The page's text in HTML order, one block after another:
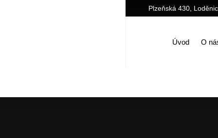
Plzeňská 430,
Úvod O